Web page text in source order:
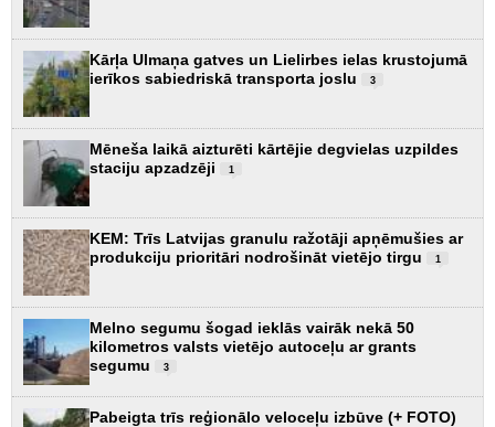
Kārļa Ulmaņa gatves un Lielirbes ielas krustojumā
ierīkos sabiedriskā transporta joslu
3
Mēneša laikā aizturēti kārtējie degvielas uzpildes
staciju apzadzēji
1
KEM: Trīs Latvijas granulu ražotāji apņēmušies ar
produkciju prioritāri nodrošināt vietējo tirgu
1
Melno segumu šogad ieklās vairāk nekā 50
kilometros valsts vietējo autoceļu ar grants
segumu
3
Pabeigta trīs reģionālo veloceļu izbūve (+ FOTO)